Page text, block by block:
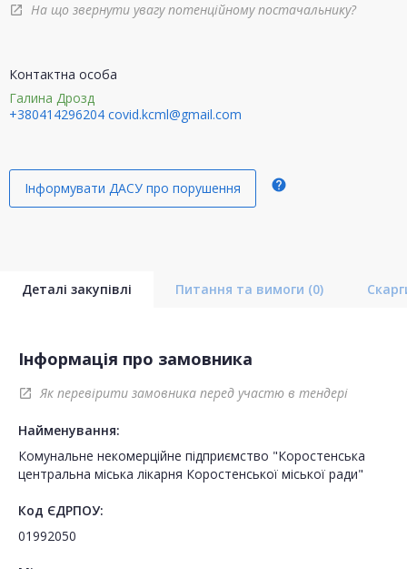
open_in_new На що звернути увагу потенційному постачальнику?
Контактна особа
Галина Дрозд
+380414296204 covid.kcml@gmail.com
Інформувати ДАСУ про порушення help
Деталі закупівлі Питання та вимоги (0)
Інформація про замовника
open_in_new Як перевірити замовника перед участю в тендері
Найменування:
Комунальне некомерційне підприємство "Коростенська
центральна міська лікарня Коростенської міської ради"
Код ЄДРПОУ:
01992050